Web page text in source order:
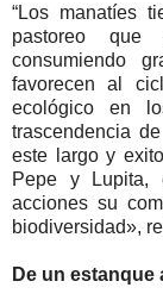
“Los manatíes
pastoreo que
consumiendo
favorecen al
ecológico en
trascendencia
este largo y
Pepe y Lupita,
acciones su
biodiversidad»,
De un estanque